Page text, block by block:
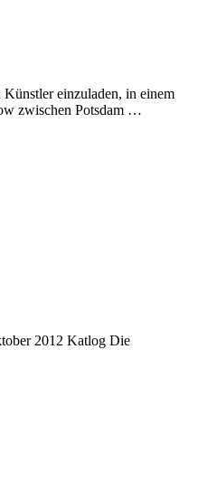
einzuladen, in einem
zwischen Potsdam …
2012 Katlog Die